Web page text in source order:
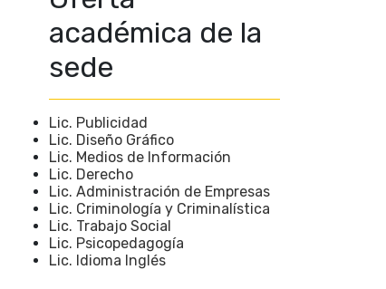
académica de la
sede
Lic. Publicidad
Lic. Diseño Gráfico
Lic. Medios de Información
Lic. Derecho
Lic. Administración de Empresas
Lic. Criminología y Criminalística
Lic. Trabajo Social
Lic. Psicopedagogía
Lic. Idioma Inglés